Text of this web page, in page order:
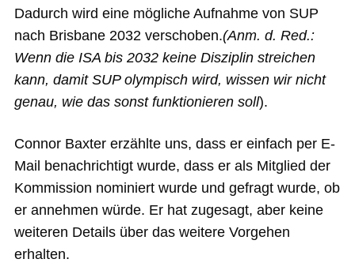
Dadurch wird eine mögliche Aufnahme von SUP
nach Brisbane 2032 verschoben.(Anm. d. Red.:
Wenn die ISA bis 2032 keine Disziplin streichen
kann, damit SUP olympisch wird, wissen wir nicht
genau, wie das sonst funktionieren soll).
Connor Baxter erzählte uns, dass er einfach per E-
Mail benachrichtigt wurde, dass er als Mitglied der
Kommission nominiert wurde und gefragt wurde, ob
er annehmen würde. Er hat zugesagt, aber keine
weiteren Details über das weitere Vorgehen
erhalten.